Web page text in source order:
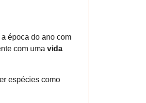
época do ano com
com uma vida
espécies como